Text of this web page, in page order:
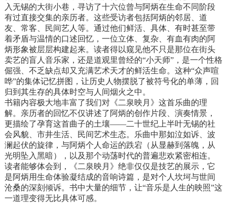
入无锡的大街小巷，寻访了十六位曾与阿炳在生命不同阶段
有过直接交集的亲历者。这些受访者包括阿炳的邻居、道
友、常客、民间艺人等。通过他们鲜活、具体、有时甚至带
着矛盾与温情的口述回忆，一位立体、复杂、有血有肉的阿
炳形象被层层构建起来。读者得以窥见他不只是那位在街头
卖艺的盲人音乐家，还是道观里曾经的“小天师”，是一个性格
倔强、不乏缺点却又充满艺术天才的鲜活生命。这种“众声喧
哗”的集体记忆拼图，让历史人物摆脱了被符号化的单薄，回
归到其生存的具体时空与人间烟火之中。
书籍内容极大地丰富了我们对《二泉映月》这首乐曲的理
解。亲历者的回忆不仅讲述了阿炳的创作片段、演奏情景，
更描绘了孕育这首曲子的土壤——二十世纪上半叶无锡的社
会风貌、市井生活、民间艺术生态。乐曲中那如泣如诉、波
澜起伏的旋律，与阿炳个人命运的跌宕（从显赫到落魄，从
光明坠入黑暗），以及那个动荡时代的普遍悲欢紧密相连。
读者能够体会到，《二泉映月》绝非仅仅是技艺的展示，它
是阿炳用生命体验凝结成的音响诗篇，是对个人坎坷与世间
沧桑的深刻倾诉。书中大量的细节，让“音乐是人生的映照”这
一道理变得无比具体可感。